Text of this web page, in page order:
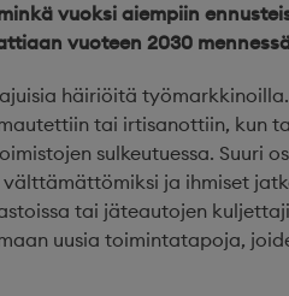
vuoksi aiempiin
vuoteen 2030
häiriöitä
tai irtisanottiin, kun
sulkeutuessa. Suuri
ja ihmiset
tai jäteautojen
uusia toimintatapoja,